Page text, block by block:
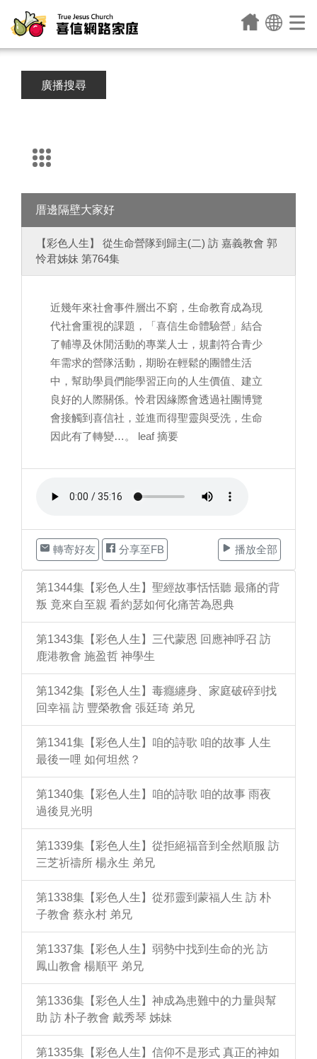
廣播搜尋
厝邊隔壁大家好
【彩色人生】 從生命營隊到歸主(二) 訪 嘉義教會 郭
怜君姊妹 第764集
近幾年來社會事件層出不窮，生命教育成為現
代社會重視的課題，「喜信生命體驗營」結合
了輔導及休閒活動的專業人士，規劃符合青少
年需求的營隊活動，期盼在輕鬆的團體生活
中，幫助學員們能學習正向的人生價值、建立
良好的人際關係。怜君因緣際會透過社團博覽
會接觸到喜信社，並進而得聖靈與受洗，生命
因此有了轉變…。 leaf 摘要
轉寄好友 分享至FB 播放全部
第1344集【彩色人生】聖經故事恬恬聽 最痛的背
叛 竟來自至親 看約瑟如何化痛苦為恩典
第1343集【彩色人生】三代蒙恩 回應神呼召 訪
鹿港教會 施盈哲 神學生
第1342集【彩色人生】毒癮纏身、家庭破碎到找
回幸福 訪 豐榮教會 張廷琦 弟兄
第1341集【彩色人生】咱的詩歌 咱的故事 人生
最後一哩 如何坦然？
第1340集【彩色人生】咱的詩歌 咱的故事 雨夜
過後見光明
第1339集【彩色人生】從拒絕福音到全然順服 訪
三芝祈禱所 楊永生 弟兄
第1338集【彩色人生】從邪靈到蒙福人生 訪 朴
子教會 蔡永村 弟兄
第1337集【彩色人生】弱勢中找到生命的光 訪
鳳山教會 楊順平 弟兄
第1336集【彩色人生】神成為患難中的力量與幫
助 訪 朴子教會 戴秀琴 姊妹
第1335集【彩色人生】信仰不是形式 真正的神如